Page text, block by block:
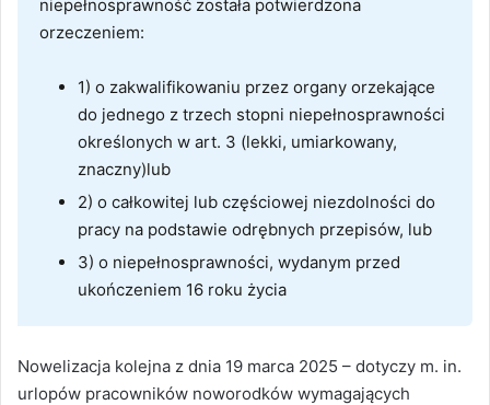
niepełnosprawność została potwierdzona
orzeczeniem:
1) o zakwalifikowaniu przez organy orzekające
do jednego z trzech stopni niepełnosprawności
określonych w art. 3 (lekki, umiarkowany,
znaczny)lub
2) o całkowitej lub częściowej niezdolności do
pracy na podstawie odrębnych przepisów, lub
3) o niepełnosprawności, wydanym przed
ukończeniem 16 roku życia
Nowelizacja kolejna z dnia 19 marca 2025 – dotyczy m. in.
urlopów pracowników noworodków wymagających